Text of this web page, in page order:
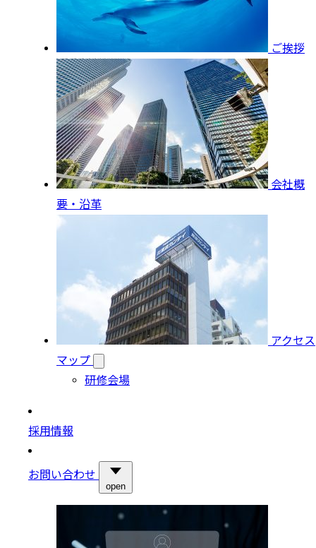
ご挨拶
会社概
要・沿革
アクセス
マップ
研修会場
採用情報
お問い合わせ
open